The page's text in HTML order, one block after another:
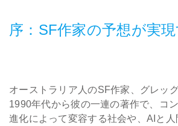
序：SF作家の予想が実
オーストラリア人のSF作家、グレッ
1990年代から彼の一連の著作で、コ
進化によって変容する社会や、AIと